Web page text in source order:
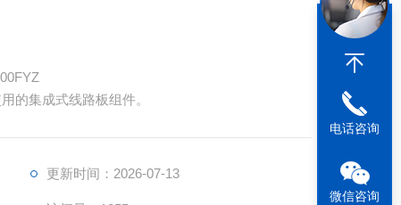
的集成式线路板组件。
更新时间：2026-07-13
电话咨询
微信咨询